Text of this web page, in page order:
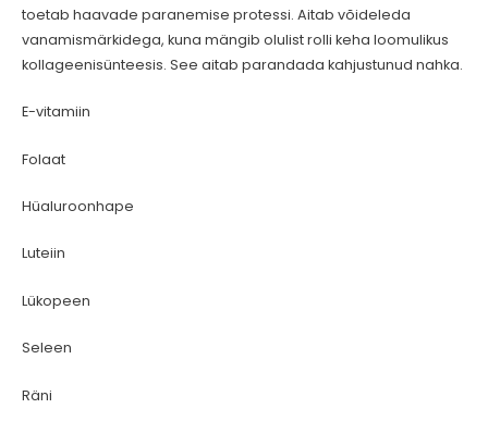
toetab haavade paranemise protessi. Aitab võideleda
vanamismärkidega, kuna mängib olulist rolli keha loomulikus
kollageenisünteesis. See aitab parandada kahjustunud nahka.
E-vitamiin
Folaat
Hüaluroonhape
Luteiin
Lükopeen
Seleen
Räni